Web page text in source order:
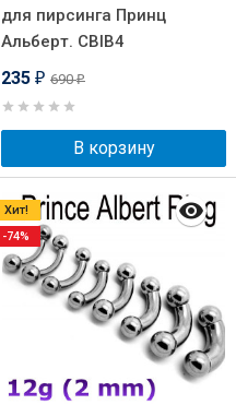
для пирсинга Принц
Альберт. CBIB4
235 ₽ 690₽
В корзину
Хит!
-74%